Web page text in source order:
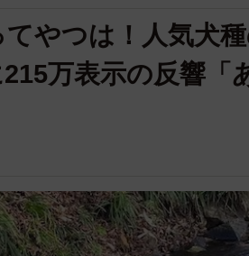
やつは！人気犬
万表示の反響「